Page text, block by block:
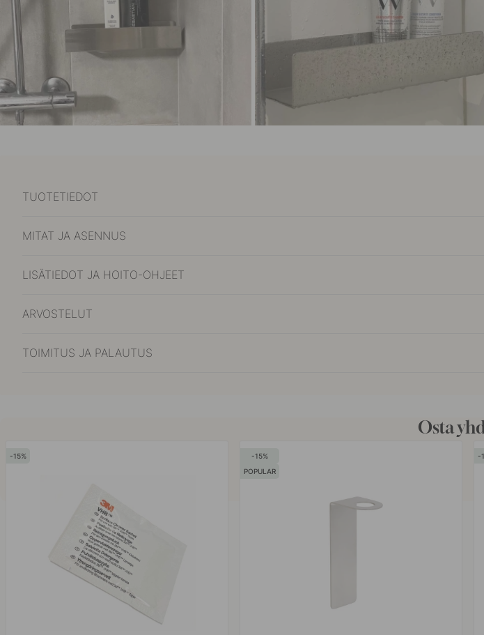
TUOTETIEDOT
MITAT JA ASENNUS
LISÄTIEDOT JA HOITO-OHJEET
ARVOSTELUT
TOIMITUS JA PALAUTUS
Osta
15
15
POPULAR